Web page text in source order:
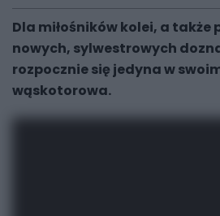
Dla miłośników kolei, a także
nowych, sylwestrowych
rozpocznie się jedyna w
wąskotorowa.